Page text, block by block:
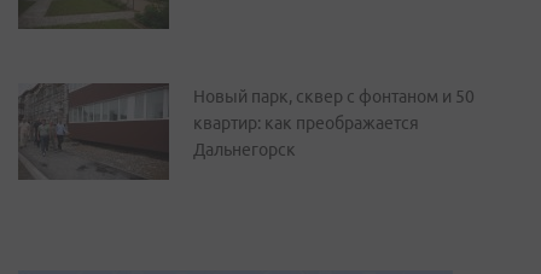
Новый парк, сквер с фонтаном и 50
квартир: как преображается
Дальнегорск